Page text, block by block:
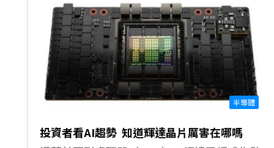
半導體
投資者看AI趨勢 知道輝達晶片厲害在哪嗎